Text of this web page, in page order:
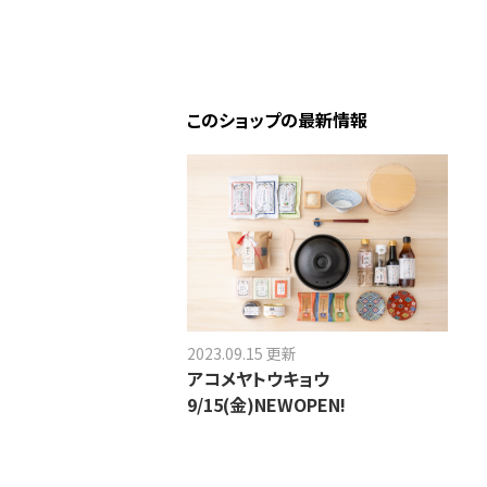
このショップの最新情報
2023.09.15 更新
アコメヤトウキョウ
9/15(金)NEWOPEN!